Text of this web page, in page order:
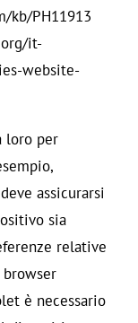
kb/PH11913
it-
website-
loro per
assicurarsi
sia
relative
è necessario